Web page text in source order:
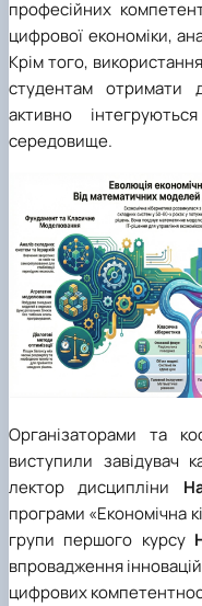
професійних
цифрової економіки,
Крім того,
студентам отримати
активно
середовище.
Організаторами та
виступили завідувач
лектор дисципліни
програми «Економічна
групи першого курсу
впровадження
цифрових